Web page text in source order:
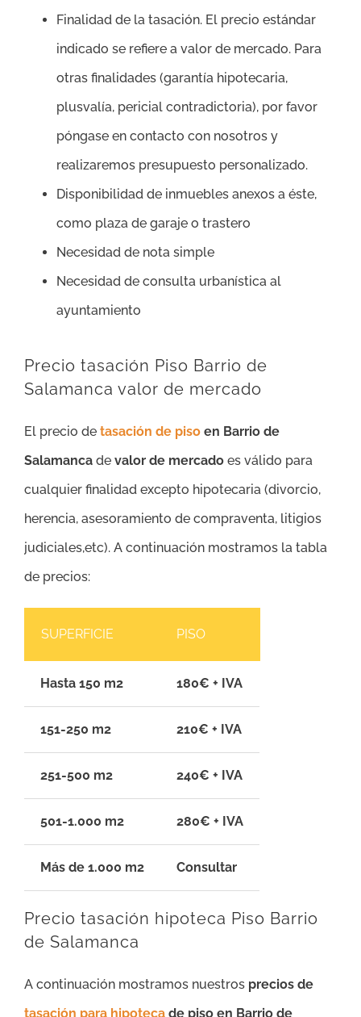
Finalidad de la tasación. El precio estándar
indicado se refiere a valor de mercado. Para
otras finalidades (garantía hipotecaria,
plusvalía, pericial contradictoria), por favor
póngase en contacto con nosotros y
realizaremos presupuesto personalizado.
Disponibilidad de inmuebles anexos a éste,
como plaza de garaje o trastero
Necesidad de nota simple
Necesidad de consulta urbanística al
ayuntamiento
Precio tasación Piso Barrio de
Salamanca valor de mercado
El precio de tasación de piso en Barrio de
Salamanca de valor de mercado es válido para
cualquier finalidad excepto hipotecaria (divorcio,
herencia, asesoramiento de compraventa, litigios
judiciales,etc). A continuación mostramos la tabla
de precios:
SUPERFICIE PISO
Hasta 150 m2 180€ + IVA
151-250 m2 210€ + IVA
251-500 m2 240€ + IVA
501-1.000 m2 280€ + IVA
Más de 1.000 m2 Consultar
Precio tasación hipoteca Piso Barrio
de Salamanca
A continuación mostramos nuestros precios de
tasación para hipoteca de piso en Barrio de